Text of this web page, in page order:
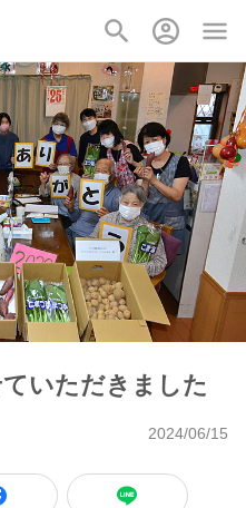
いただきました
2024/06/15